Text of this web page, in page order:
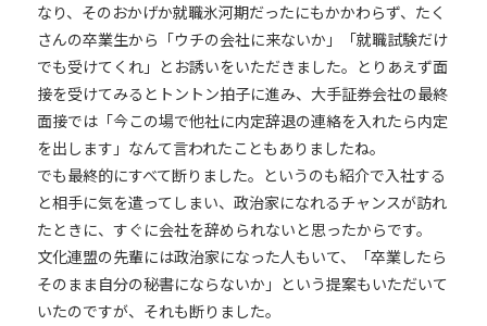
なり、そのおかげか就職氷河期だったにもかかわらず、たく
さんの卒業生から「ウチの会社に来ないか」「就職試験だけ
でも受けてくれ」とお誘いをいただきました。とりあえず面
接を受けてみるとトントン拍子に進み、大手証券会社の最終
面接では「今この場で他社に内定辞退の連絡を入れたら内定
を出します」なんて言われたこともありましたね。
でも最終的にすべて断りました。というのも紹介で入社する
と相手に気を遣ってしまい、政治家になれるチャンスが訪れ
たときに、すぐに会社を辞められないと思ったからです。
文化連盟の先輩には政治家になった人もいて、「卒業したら
そのまま自分の秘書にならないか」という提案もいただいて
いたのですが、それも断りました。